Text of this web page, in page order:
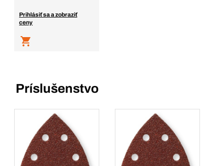
Prihlásiť sa a zobraziť
ceny
Príslušenstvo